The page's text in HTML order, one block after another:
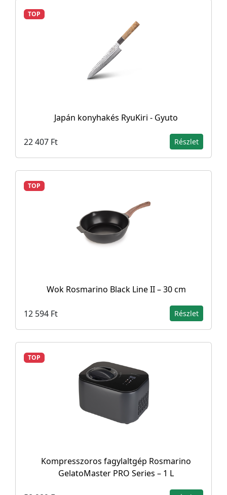
TOP
Japán konyhakés RyuKiri - Gyuto
22 407 Ft Részlet
TOP
Wok Rosmarino Black Line II – 30 cm
12 594 Ft Részlet
TOP
Kompresszoros fagylaltgép Rosmarino
GelatoMaster PRO Series – 1 L